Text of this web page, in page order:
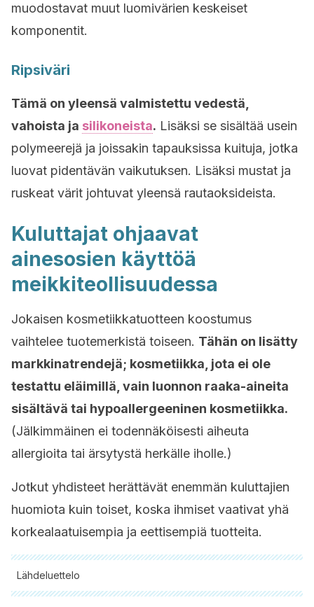
muodostavat muut luomivärien keskeiset
komponentit.
Ripsiväri
Tämä on yleensä valmistettu vedestä,
vahoista ja silikoneista. Lisäksi se sisältää usein
polymeerejä ja joissakin tapauksissa kuituja, jotka
luovat pidentävän vaikutuksen. Lisäksi mustat ja
ruskeat värit johtuvat yleensä rautaoksideista.
Kuluttajat ohjaavat
ainesosien käyttöä
meikkiteollisuudessa
Jokaisen kosmetiikkatuotteen koostumus
vaihtelee tuotemerkistä toiseen. Tähän on lisätty
markkinatrendejä; kosmetiikka, jota ei ole
testattu eläimillä, vain luonnon raaka-aineita
sisältävä tai hypoallergeeninen kosmetiikka.
(Jälkimmäinen ei todennäköisesti aiheuta
allergioita tai ärsytystä herkälle iholle.)
Jotkut yhdisteet herättävät enemmän kuluttajien
huomiota kuin toiset, koska ihmiset vaativat yhä
korkealaatuisempia ja eettisempiä tuotteita.
Lähdeluettelo
Kaikki lainatut lähteet tarkistettiin perusteellisesti tiimimme